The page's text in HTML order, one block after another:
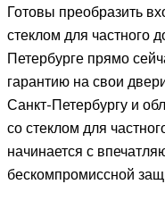
Готовы преобразить
стеклом для частного
Петербурге прямо
гарантию на свои
Санкт-Петербургу и
со стеклом для
начинается с
бескомпромиссной